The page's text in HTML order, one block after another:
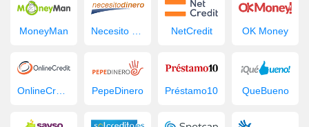
MoneyMan NetCredit OK Money
PepeDinero Préstamo10 QueBueno